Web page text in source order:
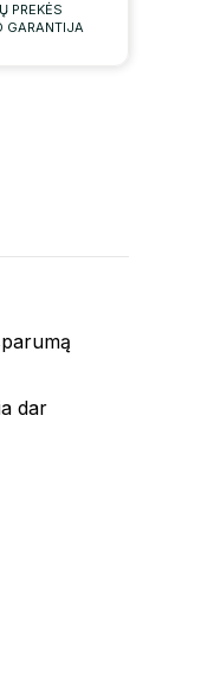
PREKĖS
GARANTIJA
dar